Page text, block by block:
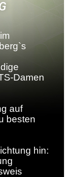
Damen
auf
besten
hin: